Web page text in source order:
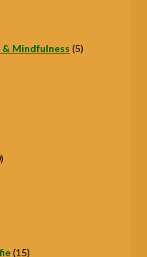
Mindfulness 55
10
1515